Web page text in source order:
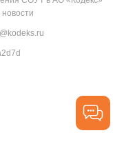
новости